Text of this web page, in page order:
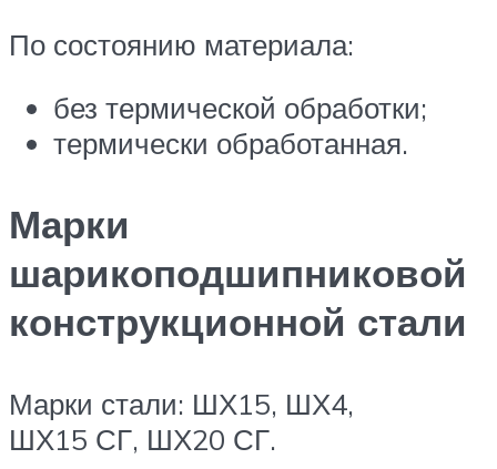
По состоянию материала:
без термической обработки;
термически обработанная.
Марки
шарикоподшипниковой
конструкционной стали
Марки стали: ШХ15, ШХ4,
ШХ15 СГ, ШХ20 СГ.